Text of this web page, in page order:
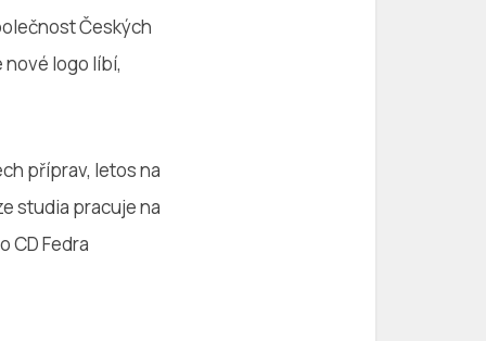
Českých
nové logo líbí,
příprav, letos na
studia pracuje na
CD Fedra